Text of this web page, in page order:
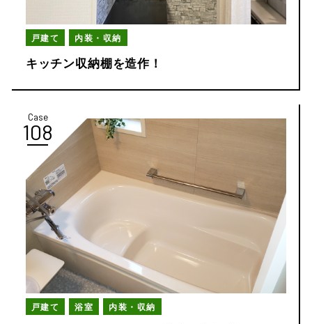
戸建て 内装・収納
キッチン収納棚を造作！
Case
108
戸建て 浴室 内装・収納